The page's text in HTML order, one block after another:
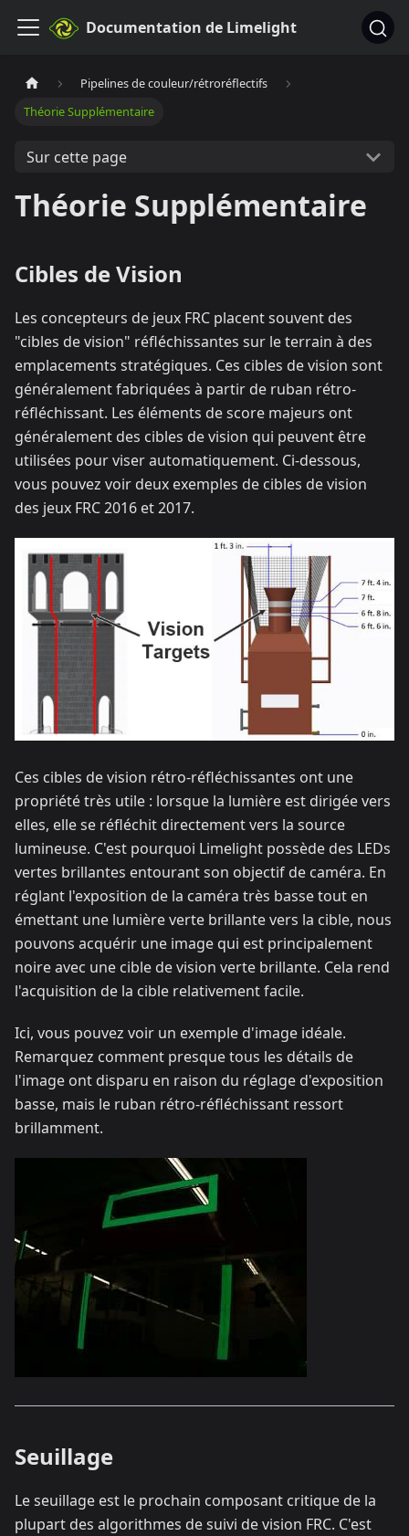
Documentation de Limelight
Pipelines de couleur/rétroréflectifs
Théorie Supplémentaire
Sur cette page
Théorie Supplémentaire
Cibles de Vision
Les concepteurs de jeux FRC placent souvent des
"cibles de vision" réfléchissantes sur le terrain à des
emplacements stratégiques. Ces cibles de vision sont
généralement fabriquées à partir de ruban rétro-
réfléchissant. Les éléments de score majeurs ont
généralement des cibles de vision qui peuvent être
utilisées pour viser automatiquement. Ci-dessous,
vous pouvez voir deux exemples de cibles de vision
des jeux FRC 2016 et 2017.
Ces cibles de vision rétro-réfléchissantes ont une
propriété très utile : lorsque la lumière est dirigée vers
elles, elle se réfléchit directement vers la source
lumineuse. C'est pourquoi Limelight possède des LEDs
vertes brillantes entourant son objectif de caméra. En
réglant l'exposition de la caméra très basse tout en
émettant une lumière verte brillante vers la cible, nous
pouvons acquérir une image qui est principalement
noire avec une cible de vision verte brillante. Cela rend
l'acquisition de la cible relativement facile.
Ici, vous pouvez voir un exemple d'image idéale.
Remarquez comment presque tous les détails de
l'image ont disparu en raison du réglage d'exposition
basse, mais le ruban rétro-réfléchissant ressort
brillamment.
Seuillage
Le seuillage est le prochain composant critique de la
plupart des algorithmes de suivi de vision FRC. C'est